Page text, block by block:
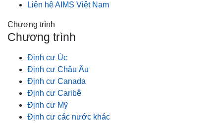
Liên hệ AIMS Việt Nam
Chương trình
Chương trình
Định cư Úc
Định cư Châu Âu
Định cư Canada
Định cư Caribê
Định cư Mỹ
Định cư các nước khác